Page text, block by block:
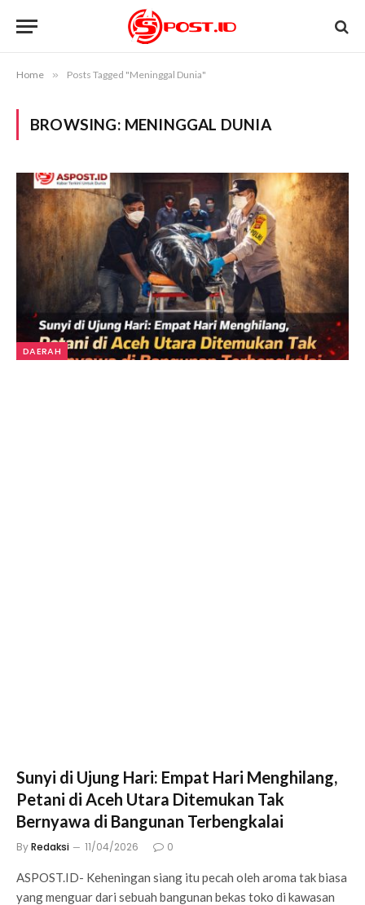
Home » Posts Tagged "Meninggal Dunia"
BROWSING: MENINGGAL DUNIA
DAERAH
Sunyi di Ujung Hari: Empat Hari Menghilang,
Petani di Aceh Utara Ditemukan Tak
Bernyawa di Bangunan Terbengkalai
ByRedaksi 11/04/2026 0
ASPOST.ID- Keheningan siang itu pecah oleh aroma tak biasa
yang menguar dari sebuah bangunan bekas toko di kawasan